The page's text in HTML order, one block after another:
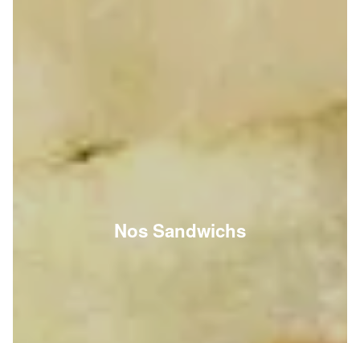
Nos Sandwichs